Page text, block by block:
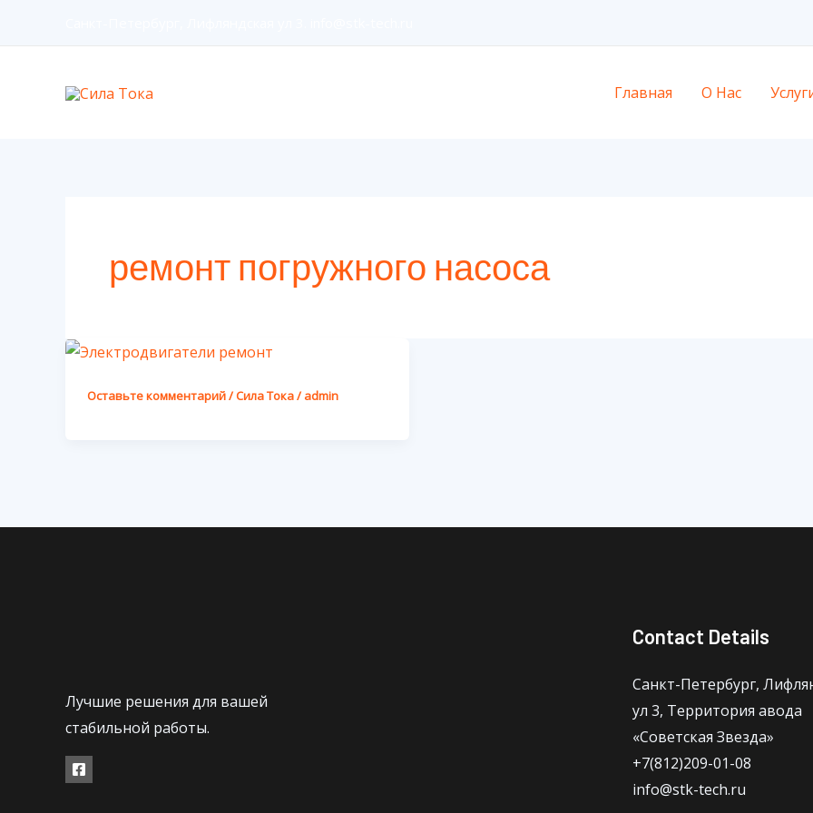
Главная О Нас
ремонт погружного насоса
Оставьте комментарий/Сила Тока/ admin
Лучшие решения для вашей
стабильной работы.
Contact Details
Санкт-Петербург,
ул 3, Территория авода
«Советская Звезда»
+7(812)209-01-08
info@stk-tech.ru